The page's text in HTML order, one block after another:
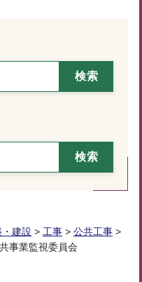
建設 > 工事 > 公共工事 >
事業監視委員会